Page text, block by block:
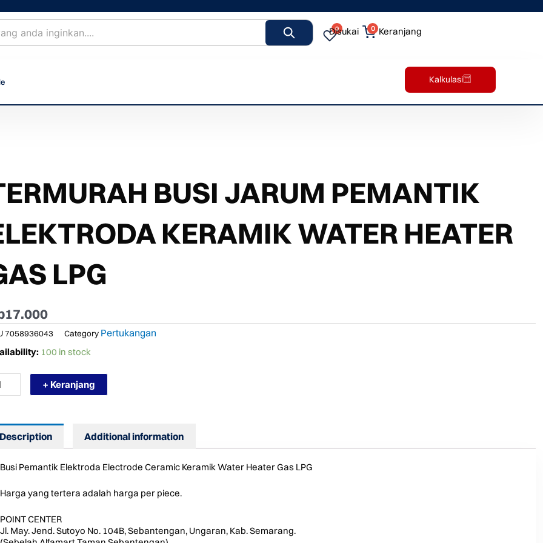
0
Disukai 0 Keranjang
Kalkulasi
BUSI JARUM PEMANTIK
KERAMIK WATER HEATER
LPG
17.000
7058936043 Category Pertukangan
100 in stock
+ Keranjang
Description Additional information
Busi Pemantik Elektroda Electrode Ceramic Keramik Water Heater Gas LPG
Harga yang tertera adalah harga per piece.
POINT CENTER
Jl. May. Jend. Sutoyo No. 104B, Sebantengan, Ungaran, Kab. Semarang.